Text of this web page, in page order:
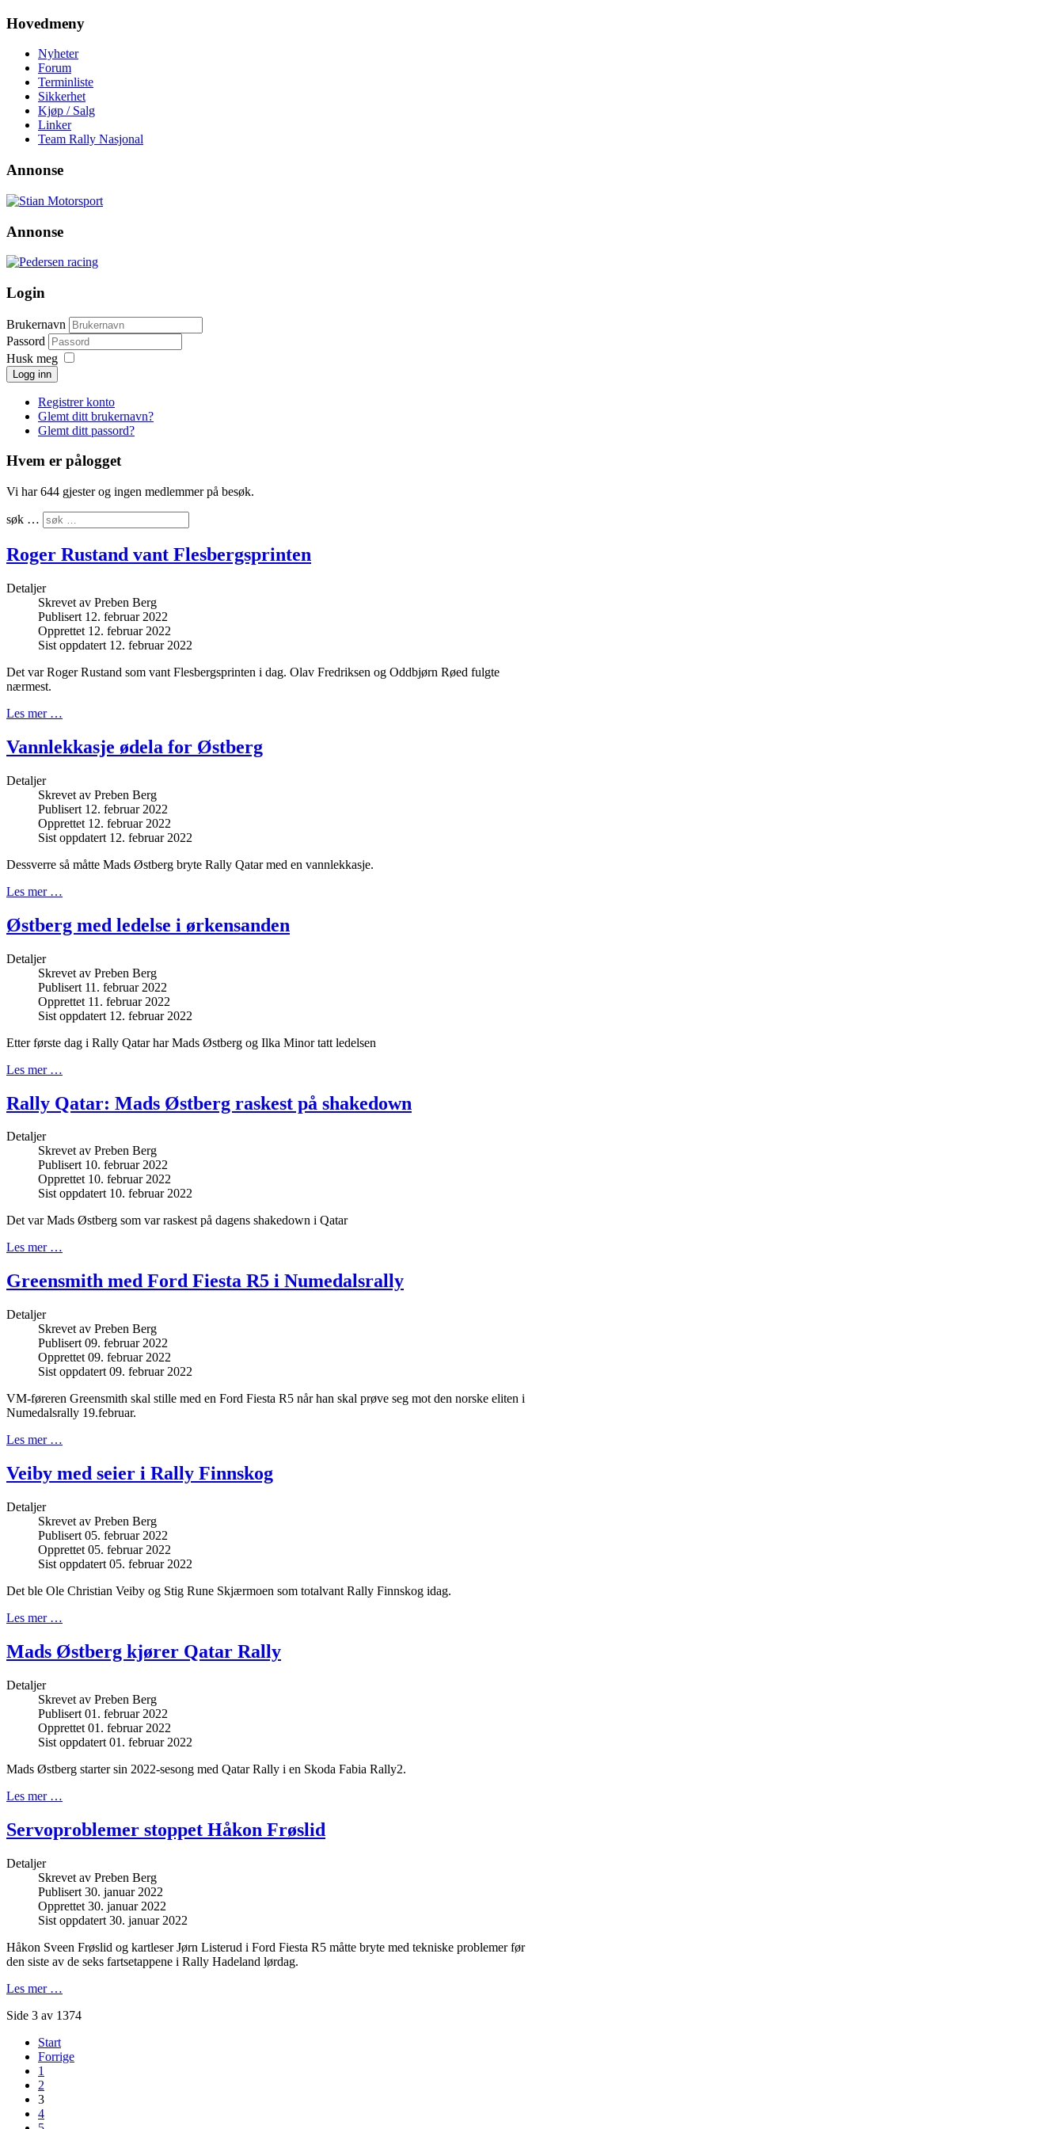
Hovedmeny
Nyheter
Forum
Terminliste
Sikkerhet
Kjøp / Salg
Linker
Team Rally Nasjonal
Annonse
Annonse
Login
Brukernavn
Passord
Husk meg
Logg inn
Registrer konto
Glemt ditt brukernavn?
Glemt ditt passord?
Hvem er pålogget
Vi har 644 gjester og ingen medlemmer på besøk.
søk …
Roger Rustand vant Flesbergsprinten
Detaljer
Skrevet av Preben Berg
Publisert 12. februar 2022
Opprettet 12. februar 2022
Sist oppdatert 12. februar 2022
Det var Roger Rustand som vant Flesbergsprinten i dag. Olav Fredriksen og Oddbjørn Røed fulgte
nærmest.
Les mer …
Vannlekkasje ødela for Østberg
Detaljer
Skrevet av Preben Berg
Publisert 12. februar 2022
Opprettet 12. februar 2022
Sist oppdatert 12. februar 2022
Dessverre så måtte Mads Østberg bryte Rally Qatar med en vannlekkasje.
Les mer …
Østberg med ledelse i ørkensanden
Detaljer
Skrevet av Preben Berg
Publisert 11. februar 2022
Opprettet 11. februar 2022
Sist oppdatert 12. februar 2022
Etter første dag i Rally Qatar har Mads Østberg og Ilka Minor tatt ledelsen
Les mer …
Rally Qatar: Mads Østberg raskest på shakedown
Detaljer
Skrevet av Preben Berg
Publisert 10. februar 2022
Opprettet 10. februar 2022
Sist oppdatert 10. februar 2022
Det var Mads Østberg som var raskest på dagens shakedown i Qatar
Les mer …
Greensmith med Ford Fiesta R5 i Numedalsrally
Detaljer
Skrevet av Preben Berg
Publisert 09. februar 2022
Opprettet 09. februar 2022
Sist oppdatert 09. februar 2022
VM-føreren Greensmith skal stille med en Ford Fiesta R5 når han skal prøve seg mot den norske eliten i
Numedalsrally 19.februar.
Les mer …
Veiby med seier i Rally Finnskog
Detaljer
Skrevet av Preben Berg
Publisert 05. februar 2022
Opprettet 05. februar 2022
Sist oppdatert 05. februar 2022
Det ble Ole Christian Veiby og Stig Rune Skjærmoen som totalvant Rally Finnskog idag.
Les mer …
Mads Østberg kjører Qatar Rally
Detaljer
Skrevet av Preben Berg
Publisert 01. februar 2022
Opprettet 01. februar 2022
Sist oppdatert 01. februar 2022
Mads Østberg starter sin 2022-sesong med Qatar Rally i en Skoda Fabia Rally2.
Les mer …
Servoproblemer stoppet Håkon Frøslid
Detaljer
Skrevet av Preben Berg
Publisert 30. januar 2022
Opprettet 30. januar 2022
Sist oppdatert 30. januar 2022
Håkon Sveen Frøslid og kartleser Jørn Listerud i Ford Fiesta R5 måtte bryte med tekniske problemer før
den siste av de seks fartsetappene i Rally Hadeland lørdag.
Les mer …
Side 3 av 1374
Start
Forrige
1
2
3
4